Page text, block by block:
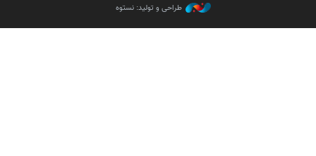
طراحی و تولید: نستوه